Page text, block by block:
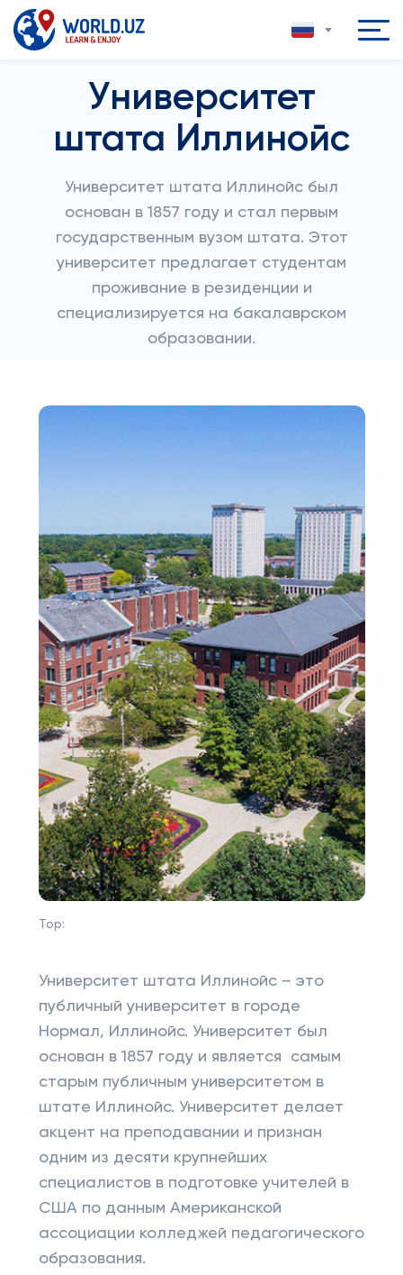
Университет
штата Иллинойс
Университет штата Иллинойс был
основан в 1857 году и стал первым
государственным вузом штата. Этот
университет предлагает студентам
проживание в резиденции и
специализируется на бакалаврском
образовании.
Top:
Университет штата Иллинойс – это
публичный университет в городе
Нормал, Иллинойс. Университет был
основан в 1857 году и является самым
старым публичным университетом в
штате Иллинойс. Университет делает
акцент на преподавании и признан
одним из десяти крупнейших
специалистов в подготовке учителей в
США по данным Американской
ассоциации колледжей педагогического
образования.